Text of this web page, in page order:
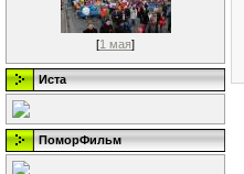
[1 мая]
Иста
ПоморФильм